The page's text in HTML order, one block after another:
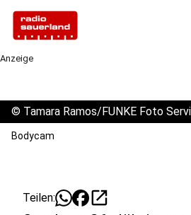
Anzeige
© Tamara Ramos/FUNKE Foto
Bodycam
Teilen: open_in_new